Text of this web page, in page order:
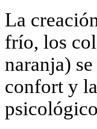
La
frío, los
naranja)
confort y